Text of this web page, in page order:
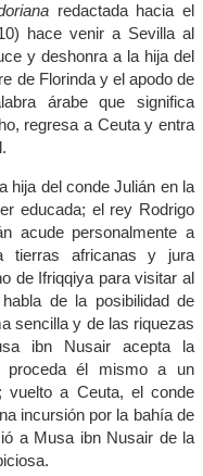
redactada hacia el
hace venir a Sevilla al
y deshonra a la hija del
de Florinda y el apodo de
árabe que significa
regresa a Ceuta y entra
hija del conde Julián en la
educada; el rey Rodrigo
acude personalmente a
tierras africanas y jura
de Ifriqqiya para visitar al
de la posibilidad de
sencilla y de las riquezas
ibn Nusair acepta la
proceda él mismo a un
vuelto a Ceuta, el conde
incursión por la bahía de
a Musa ibn Nusair de la